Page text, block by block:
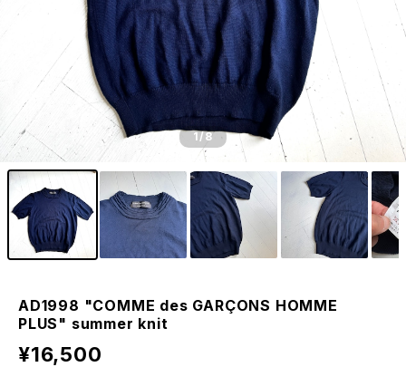
1/8
AD1998 "COMME des GARÇONS HOMME
PLUS" summer knit
¥16,500